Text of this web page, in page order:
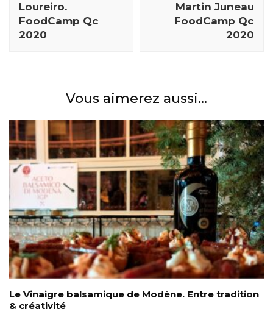
Loureiro.
FoodCamp Qc
2020
Martin Juneau
FoodCamp Qc
2020
Vous aimerez aussi...
Le Vinaigre balsamique de Modène. Entre tradition
& créativité